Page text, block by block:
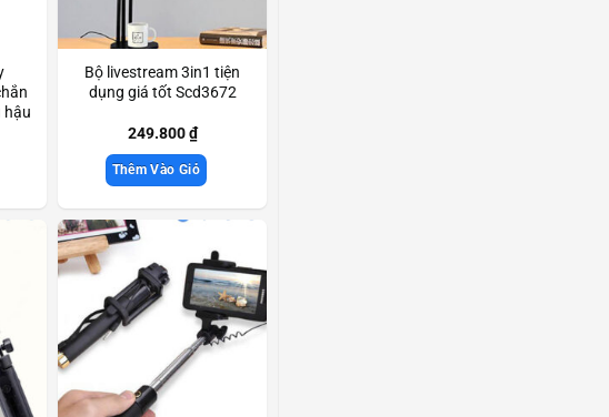
hậu
Bộ livestream 3in1 tiện
dụng giá tốt Scd3672
249.800₫
Thêm Vào Giỏ